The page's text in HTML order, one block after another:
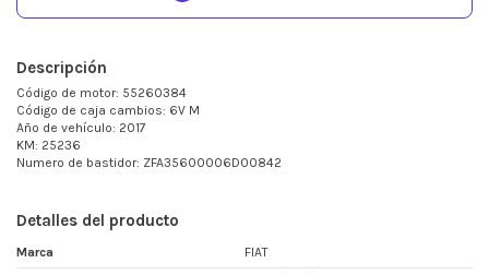
Descripción
Código de motor: 55260384
Código de caja cambios: 6V M
Año de vehículo: 2017
KM: 25236
Numero de bastidor: ZFA35600006D00842
Detalles del producto
Marca FIAT